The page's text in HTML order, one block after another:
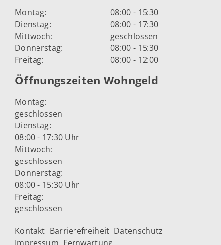
Montag:
08:00 - 15:30
Dienstag:
08:00 - 17:30
Mittwoch:
geschlossen
Donnerstag:
08:00 - 15:30
Freitag:
08:00 - 12:00
Öffnungszeiten Wohngeld
Montag:
geschlossen
Dienstag:
08:00 - 17:30 Uhr
Mittwoch:
geschlossen
Donnerstag:
08:00 - 15:30 Uhr
Freitag:
geschlossen
Kontakt Barrierefreiheit Datenschutz
Impressum Fernwartung